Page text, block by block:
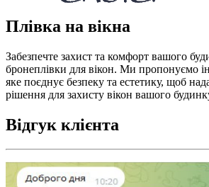
Плівка на вікна
Забезпечте захист та комфорт вашого
бронеплівки для вікон. Ми пропонуємо
яке поєднує безпеку та естетику, щоб
рішення для захисту вікон вашого
Відгук клієнта